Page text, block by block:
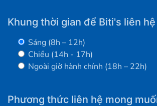
Khung thời gian để Biti's liên
Sáng (8h – 12h)
Chiều (14h - 17h)
Ngoài giờ hành chính (18h – 22h)
Phương thức liên hệ mong